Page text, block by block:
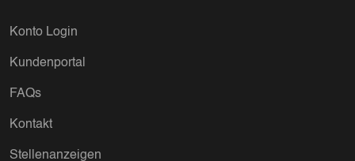
Konto Login
Kundenportal
FAQs
Kontakt
Stellenanzeigen